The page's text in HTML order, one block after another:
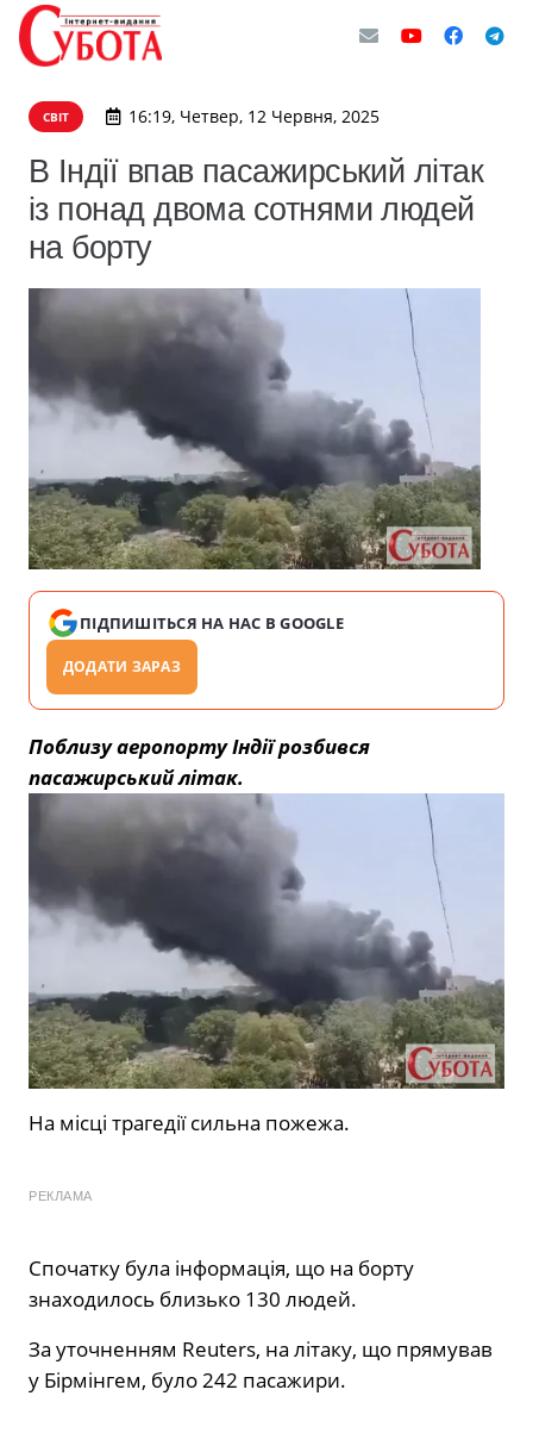
СВІТ 16:19, Четвер, 12 Червня, 2025
В Індії впав пасажирський літак
із понад двома сотнями людей
на борту
ПІДПИШІТЬСЯ НА НАС В GOOGLE
ДОДАТИ ЗАРАЗ
Поблизу аеропорту Індії розбився
пасажирський літак.
На місці трагедії сильна пожежа.
РЕКЛАМА
Спочатку була інформація, що на борту
знаходилось близько 130 людей.
За уточненням Reuters, на літаку, що прямував
у Бірмінгем, було 242 пасажири.